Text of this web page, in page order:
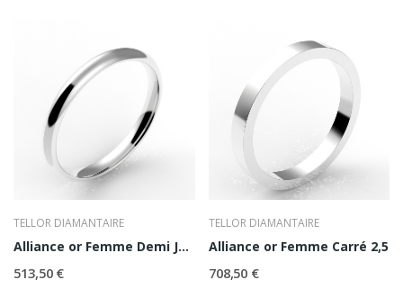
TELLOR DIAMANTAIRE
Alliance or Femme Demi Jonc 2,5
513,50 €
TELLOR DIAMANTAIRE
Alliance or Femme Carré 2,5
708,50 €